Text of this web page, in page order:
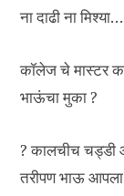
ना दाढी ना
कॉलेज चे मास्टर
भाऊंचा मुका ?
?⁩ कालचीच
तरीपण भाऊ